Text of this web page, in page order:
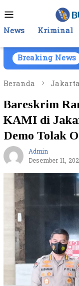
ke
kontenMobile
News Kriminal
Breaking News
Beranda
Jakarta
Bareskrim
KAMI di
Demo Tolak
Admin
Desember 11,